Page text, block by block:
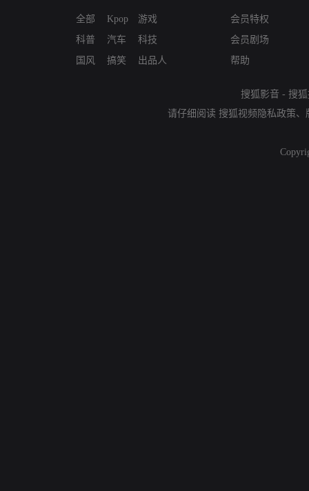
全部
科普
国风
Kpop
汽车
搞笑
游戏
科技
出品人
会员特权
会员剧场
帮助
搜狐影音 - 搜
请仔细阅读 搜狐视频隐私政策、